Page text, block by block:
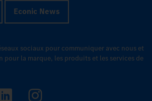
Econic News
sociaux pour communiquer avec nous et
pour la marque, les produits et les services de